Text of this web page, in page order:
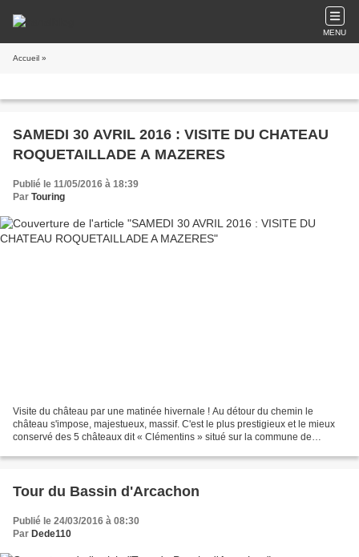
MENU
Accueil »
SAMEDI 30 AVRIL 2016 : VISITE DU CHATEAU
ROQUETAILLADE A MAZERES
Publié le 11/05/2016 à 18:39
Par Touring
Visite du château par une matinée hivernale ! Au détour du chemin le
château s'impose, majestueux, massif. C'est le plus prestigieux et le mieux
conservé des 5 châteaux dit « Clémentins » situé sur la commune de
Tour du Bassin d'Arcachon
Publié le 24/03/2016 à 08:30
Par Dede110